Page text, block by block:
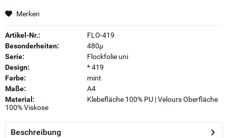
Merken
Artikel-Nr.:
FLO-419
Besonderheiten:
480µ
Serie:
Flockfolie uni
Design:
* 419
Farbe:
mint
Maße:
A4
Material:
Klebefläche 100% PU | Velours Oberfläche
100% Viskose
Beschreibung